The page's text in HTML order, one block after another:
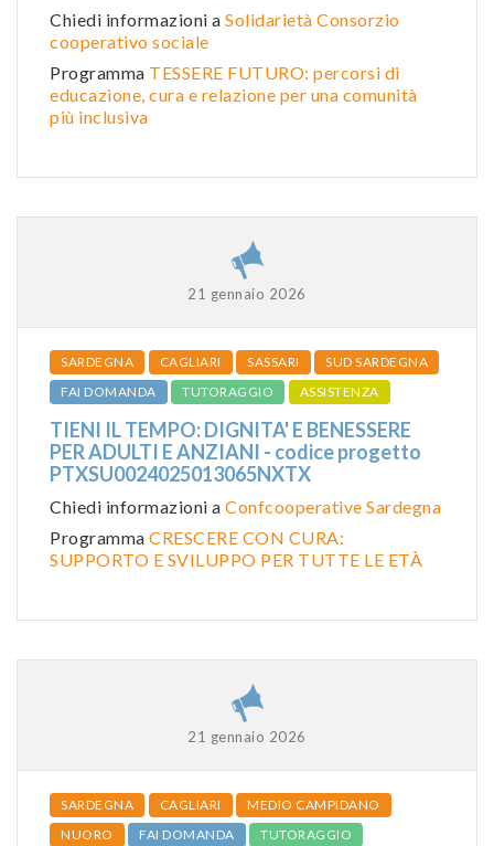
Chiedi informazioni a Solidarietà Consorzio
cooperativo sociale
Programma TESSERE FUTURO: percorsi di
educazione, cura e relazione per una comunità
più inclusiva
21 gennaio 2026
SARDEGNA CAGLIARI SASSARI
SUD SARDEGNA
FAI DOMANDA
TUTORAGGIO ASSISTENZA
TIENI IL TEMPO: DIGNITA' E BENESSERE
PER ADULTI E ANZIANI - codice progetto
PTXSU0024025013065NXTX
Chiedi informazioni a Confcooperative Sardegna
Programma CRESCERE CON CURA:
SUPPORTO E SVILUPPO PER TUTTE LE ETÀ
21 gennaio 2026
SARDEGNA CAGLIARI
MEDIO CAMPIDANO
NUORO
FAI DOMANDA TUTORAGGIO